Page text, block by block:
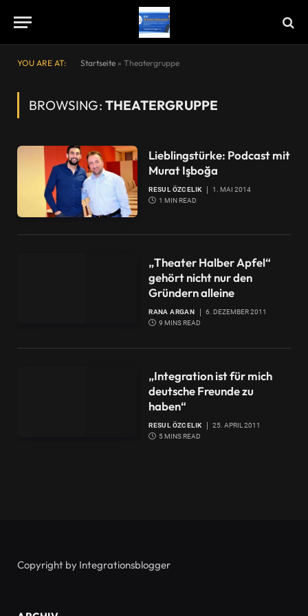
YOU ARE AT: Startseite » Theatergruppe
BROWSING: THEATERGRUPPE
Lieblingstürke: Podcast mit
Murat Işboğa
RESUL ÖZCELIK
1. MAI 2014
1 MIN READ
„Theater Halber Apfel“
gehört nicht nur den
Gründern alleine
RANA ARGAN
6. DEZEMBER 2011
9 MINS READ
„Integration ist für mich
deutsche Freunde zu
haben“
RESUL ÖZCELIK
25. APRIL 2011
5 MINS READ
Copyright by Integrationsblogger